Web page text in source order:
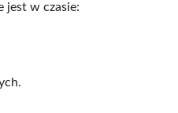
jest w czasie: